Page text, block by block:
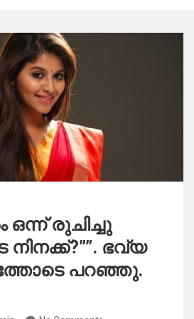
ഒന്ന് രുചിച്ചു
നിനക്ക്?””. ഭവ്യ
പറഞ്ഞു.